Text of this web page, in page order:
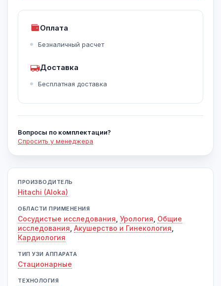
Оплата
Безналичный расчет
Доставка
Бесплатная доставка
Вопросы по комплектации?
Спросить у менеджера
ПРОИЗВОДИТЕЛЬ
Hitachi (Aloka)
ОБЛАСТИ ПРИМЕНЕНИЯ
Сосудистые исследования Урология Общие
исследования Акушерство и Гинекология
Кардиология
ТИП УЗИ АППАРАТА
Стационарные
ТЕХНОЛОГИЯ